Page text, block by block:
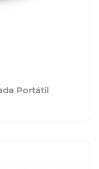
Portátil